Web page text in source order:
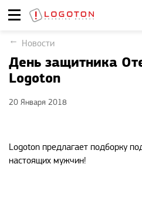
Новости
День защитника
Logoton
20 Января 2018
Logoton предлагает подборку
настоящих мужчин!